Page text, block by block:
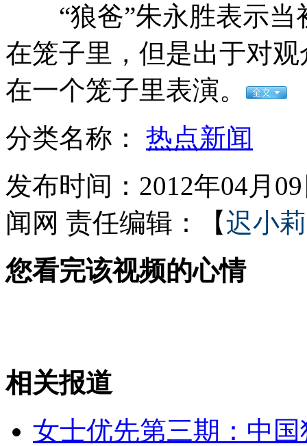
新生儿食道闭锁 400公里接力营救
女孩北京地铁殴打老人 痛下狠手拳打脚踢
无痛分娩是否安全 医生回应
外交部：反对强权政治霸凌主义
安徽一实载49人客车翻车
“狼爸”朱永胜表示当
在笼子里，但是出于对
在一个笼子里表演。
分类名称： 热点新闻
发布时间：2012年04月
闻网 责任编辑：【迟小莉
您看完该视频的心情
相关报道
女士优先第三期：中